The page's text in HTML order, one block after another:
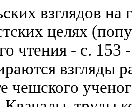
взглядов на
целях
чтения - с.
взгляды
чешского